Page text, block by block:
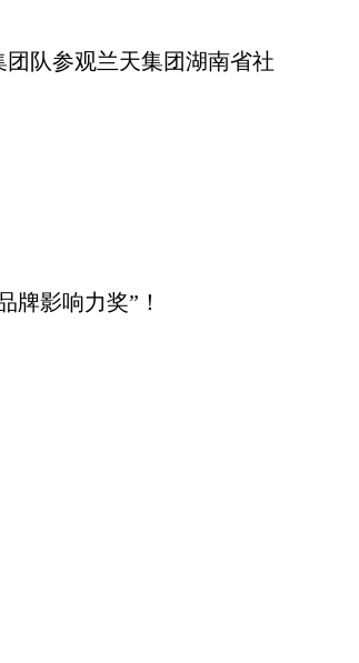
队参观兰天集团湖南省社
牌影响力奖”！